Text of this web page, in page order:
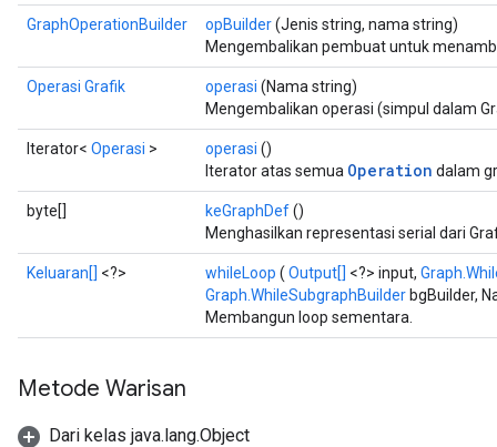
GraphOperationBuilder opBuilder(Jenis string, nama string)
Mengembalikan pembuat untuk
Operasi Grafik operasi (Nama string)
Mengembalikan operasi (simpul dalam
Iterator< Operasi > operasi ()
Iterator atas semua Operation dalam
byte[] keGraphDef()
Menghasilkan representasi serial dari
Keluaran[] <?> whileLoop ( Output[] <?> input,
Graph.WhileSubgraphBuilder bgBuilder,
Membangun loop sementara.
Metode Warisan
Dari kelas java.lang.Object